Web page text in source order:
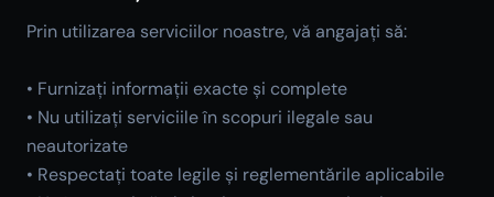
Prin utilizarea serviciilor noastre, vă angajați să:
• Furnizați informații exacte și complete
• Nu utilizați serviciile în scopuri ilegale sau
neautorizate
• Respectați toate legile și reglementările aplicabile